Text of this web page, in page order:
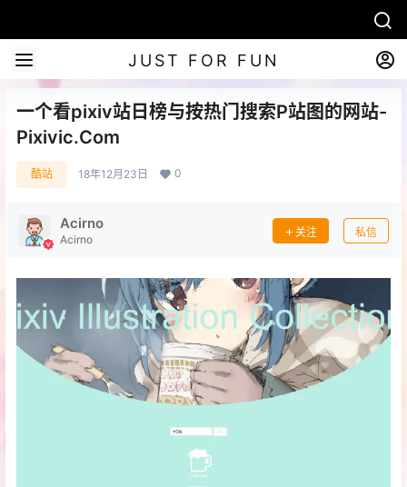
JUST FOR FUN
一个看pixiv站日榜与按热门搜索P站图的网站-
Pixivic.Com
酷站 18年12月23日 0
Acirno
Acirno
关注 私信